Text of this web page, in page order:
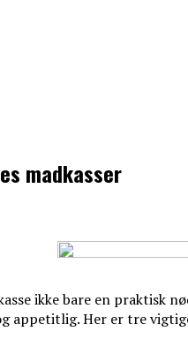
madkasser
ikke bare en praktisk
appetitlig. Her er tre